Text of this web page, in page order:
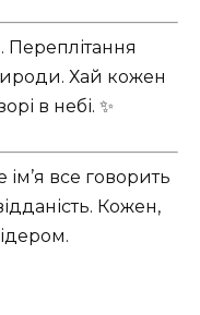
Переплітання
Хай кожен
в небі. ✨
все говорить
Кожен,